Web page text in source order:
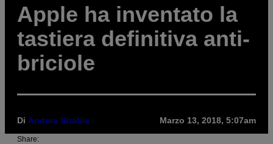
Apple ha inventato la
tastiera definitiva anti-
briciole
Di Andrea Strafile Marzo 13, 2018, 5:07am
Share: